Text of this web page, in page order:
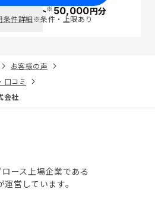
ポイント※50,000円分
条件詳細※条件・上限あり
お客様の声
口コミ
会社
ース上場企業である
営しています。